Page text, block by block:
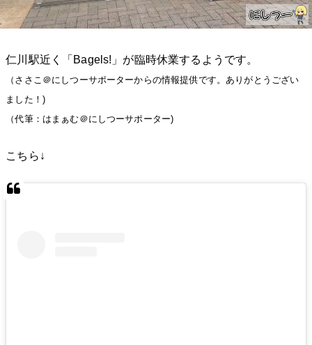
仁川駅近く「Bagels!」が臨時休業するようです。
（ささこ＠にしつーサポーターからの情報提供です。ありがとうござい
ました！)
（代筆：はまぁむ＠にしつーサポーター)
こちら↓